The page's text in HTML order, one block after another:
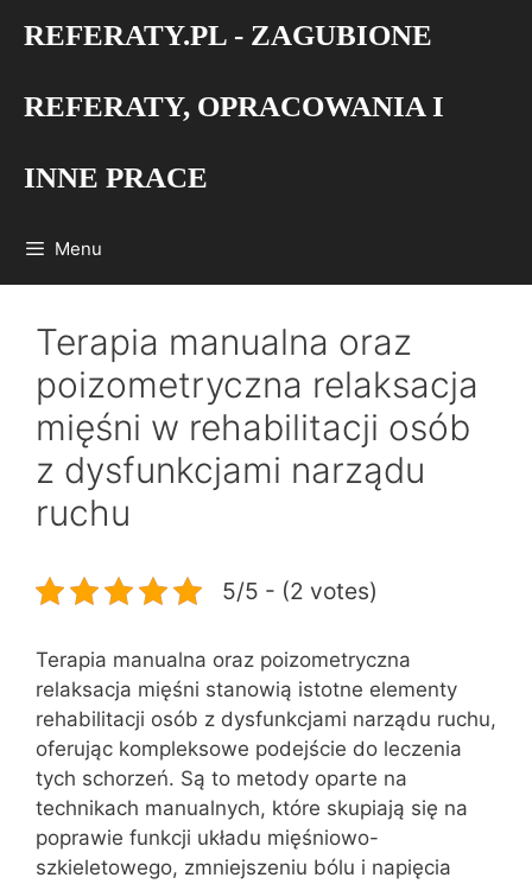
REFERATY.PL - ZAGUBIONE
REFERATY, OPRACOWANIA I
INNE PRACE
Menu
Terapia manualna oraz
poizometryczna relaksacja
mięśni w rehabilitacji osób
z dysfunkcjami narządu
ruchu
5/5 - (2 votes)
Terapia manualna oraz poizometryczna
relaksacja mięśni stanowią istotne elementy
rehabilitacji osób z dysfunkcjami narządu ruchu,
oferując kompleksowe podejście do leczenia
tych schorzeń. Są to metody oparte na
technikach manualnych, które skupiają się na
poprawie funkcji układu mięśniowo-
szkieletowego, zmniejszeniu bólu i napięcia